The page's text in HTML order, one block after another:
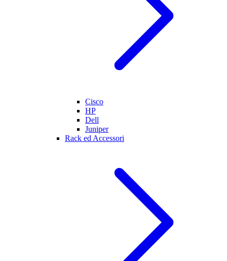
Cisco
HP
Dell
Juniper
Rack ed Accessori